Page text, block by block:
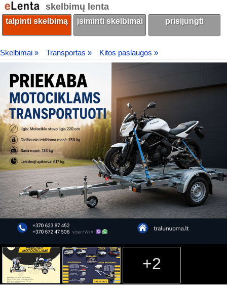
skelbimų lenta
talpinti skelbimą įsiminti skelbimai prisijungti
Skelbimai » Transportas » Kitos paslaugos »
+2